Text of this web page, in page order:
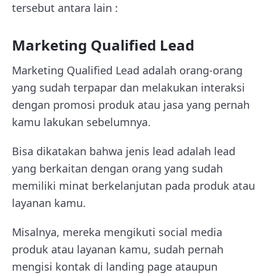
tersebut antara lain :
Marketing Qualified Lead
Marketing Qualified Lead adalah orang-orang
yang sudah terpapar dan melakukan interaksi
dengan promosi produk atau jasa yang pernah
kamu lakukan sebelumnya.
Bisa dikatakan bahwa jenis lead adalah lead
yang berkaitan dengan orang yang sudah
memiliki minat berkelanjutan pada produk atau
layanan kamu.
Misalnya, mereka mengikuti social media
produk atau layanan kamu, sudah pernah
mengisi kontak di landing page ataupun